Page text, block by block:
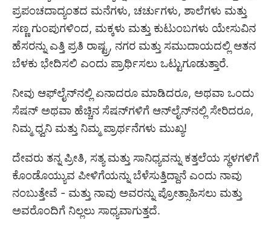
ಪ್ರಪಂಚದಾದ್ಯಂತದ ಮನೆಗಳು, ಚರ್ಚುಗಳು, ಶಾಲೆಗಳು ಮತ್ತು
ಸಣ್ಣ ಗುಂಪುಗಳಿಂದ, ಮಕ್ಕಳು ಮತ್ತು ಕುಟುಂಬಗಳು ಯೇಸುವಿನ
ಹೆಸರನ್ನು ಎತ್ತಿ ಪ್ರತಿ ರಾಷ್ಟ್ರ, ನಗರ ಮತ್ತು ಸಮುದಾಯದಲ್ಲಿ ಆತನ
ಬೆಳಕು ಭೇದಿಸಲಿ ಎಂದು ಪ್ರಾರ್ಥಿಸಲು ಒಟ್ಟುಗೂಡುತ್ತಾರೆ.
ನೀವು ಆಫ್‌ಲೈನ್‌ನಲ್ಲಿ ಏನಾದರೂ ಮಾಡಿದರೂ, ಅಥವಾ ಒಂದು
ಸೆಷನ್ ಅಥವಾ ಹೆಚ್ಚಿನ ಸೆಷನ್‌ಗಳಿಗೆ ಆನ್‌ಲೈನ್‌ನಲ್ಲಿ ಸೇರಿದರೂ,
ನಿಮ್ಮ ಧ್ವನಿ ಮತ್ತು ನಿಮ್ಮ ಪ್ರಾರ್ಥನೆಗಳು ಮುಖ್ಯ!
ದೇವರು ತನ್ನ ಪ್ರೀತಿ, ಸತ್ಯ ಮತ್ತು ಸಾನಿಧ್ಯವನ್ನು ಕತ್ತಲೆಯ ಸ್ಥಳಗಳಿಗೆ
ಕೊಂಡೊಯ್ಯುವ ಪೀಳಿಗೆಯನ್ನು ಬೆಳೆಸುತ್ತಿದ್ದಾನೆ ಎಂದು ನಾವು
ನಂಬುತ್ತೇವೆ - ಮತ್ತು ನಾವು ಅವರನ್ನು ಪ್ರೋತ್ಸಾಹಿಸಲು ಮತ್ತು
ಅವರೊಂದಿಗೆ ನಿಲ್ಲಲು ಸಾಧ್ಯವಾಗುತ್ತದೆ.